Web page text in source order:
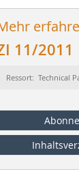
11/2011
Ressort: Technical